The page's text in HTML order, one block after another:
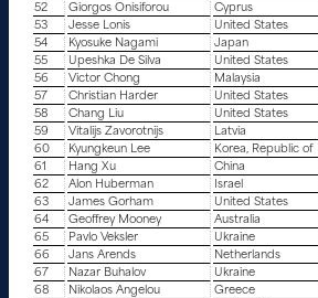
52
Giorgos Onisiforou Cyprus
53
Jesse Lonis United States
54
Kyosuke Nagami Japan
55
Upeshka De Silva United States
56
Victor Chong Malaysia
57
Christian Harder United States
58
Chang Liu United States
59
Vitalijs Zavorotnijs Latvia
60
Kyungkeun Lee Korea, Republic of
61
Hang Xu China
62
Alon Huberman Israel
63
James Gorham United States
64
Geoffrey Mooney Australia
65
Pavlo Veksler Ukraine
66
Jans Arends Netherlands
67
Nazar Buhalov Ukraine
68
Nikolaos Angelou Greece